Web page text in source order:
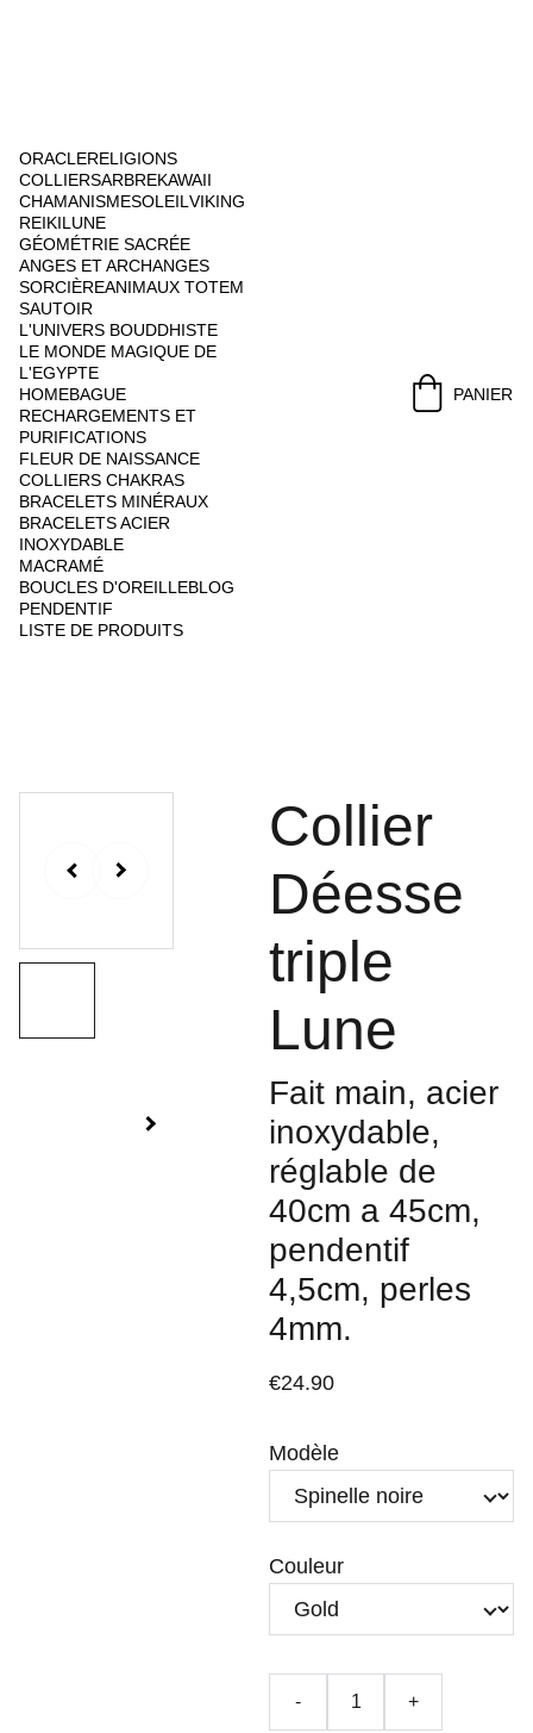
ORACLERELIGIONS
COLLIERSARBREKAWAII
CHAMANISMESOLEIL VIKING
REIKILUNE
GÉOMÉTRIE SACRÉE
ANGES ET ARCHANGES
SORCIÈREANIMAUX TOTEM
SAUTOIR
L'UNIVERS BOUDDHISTE
LE MONDE MAGIQUE DE
L'EGYPTE
HOMEBAGUE
RECHARGEMENTS ET
PURIFICATIONS
FLEUR DE NAISSANCE
COLLIERS CHAKRAS
BRACELETS MINÉRAUX
BRACELETS ACIER
INOXYDABLE
MACRAMÉ
BOUCLES D'OREILLEBLOG
PENDENTIF
LISTE DE PRODUITS
PANIER
Collier
Déesse
triple
Lune
Fait main, acier
inoxydable,
réglable de
40cm a 45cm,
pendentif
4,5cm, perles
4mm.
€24.90
Modèle
Couleur
- +